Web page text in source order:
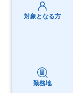
対象となる方
勤務地